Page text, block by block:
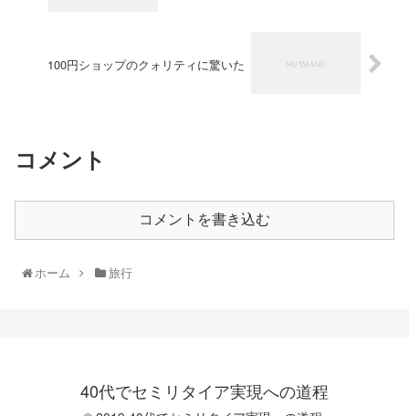
100円ショップのクォリティに驚いた
コメント
コメントを書き込む
ホーム 旅行
40代でセミリタイア実現への道程